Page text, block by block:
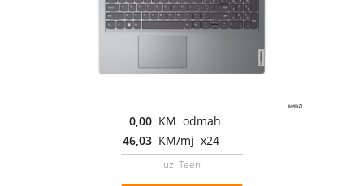
0,00 KM odmah
46,03 KM/mj x24
uz Teen